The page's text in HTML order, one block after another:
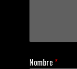
o
Nombre*